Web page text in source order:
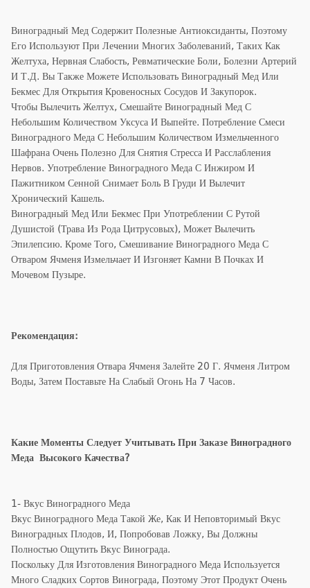
Виноградный Мед Содержит Полезные Антиоксиданты, Поэтому
Его Используют При Лечении Многих Заболеваний, Таких Как
Желтуха, Нервная Слабость, Ревматические Боли, Болезни Артерий
И Т.д. Вы Также Можете Использовать Виноградный Мед Или
Бекмес Для Открытия Кровеносных Сосудов И Закупорок.
Чтобы Вылечить Желтух, Смешайте Виноградный Мед С
Небольшим Количеством Уксуса И Выпейте. Потребление Смеси
Виноградного Меда С Небольшим Количеством Измельченного
Шафрана Очень Полезно Для Снятия Стресса И Расслабления
Нервов. Употребление Виноградного Меда С Инжиром И
Пажитником Сенной Снимает Боль В Груди И Вылечит
Хронический Кашель.
Виноградный Мед Или Бекмес При Употреблении С Рутой
Душистой (трава Из Рода Цитрусовых), Может Вылечить
Эпилепсию. Кроме Того, Смешивание Виноградного Меда С
Отваром Ячменя Измельчает И Изгоняет Камни В Почках И
Мочевом Пузыре.
Рекомендация:
Для Приготовления Отвара Ячменя Залейте 20 Г. Ячменя Литром
Воды, Затем Поставьте На Слабый Огонь На 7 Часов.
Какие Моменты Следует Учитывать При Заказе Виноградного
Меда Высокого Качества?
1- Вкус Виноградного Меда
Вкус Виноградного Меда Такой Же, Как И Неповторимый Вкус
Виноградных Плодов, И, Попробовав Ложку, Вы Должны
Полностью Ощутить Вкус Винограда.
Поскольку Для Изготовления Виноградного Меда Используется
Много Сладких Сортов Винограда, Поэтому Этот Продукт Очень